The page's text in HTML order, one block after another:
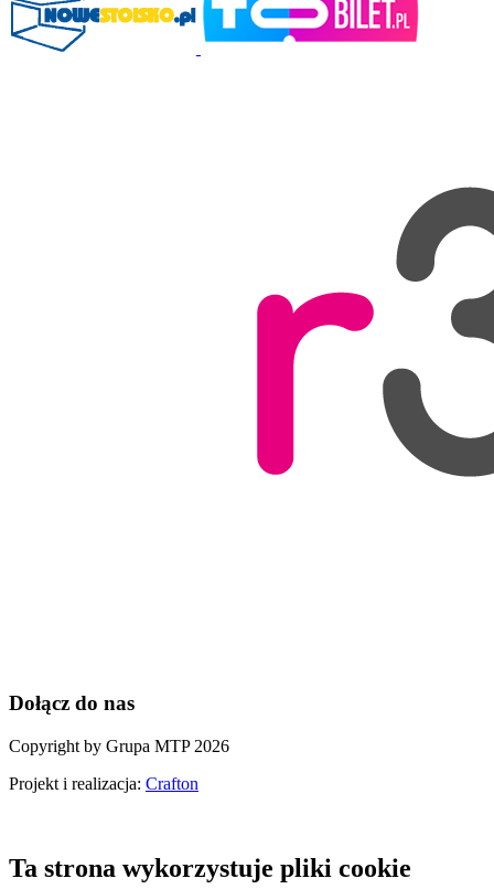
Dołącz do nas
Copyright by Grupa MTP 2026
Projekt i realizacja: Crafton
Ta strona wykorzystuje pliki cookie